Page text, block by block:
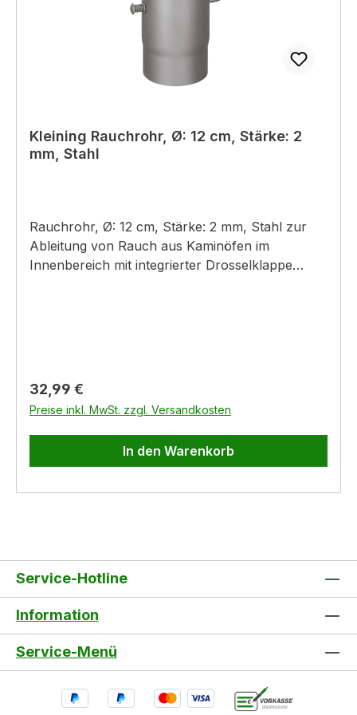
Kleining Rauchrohr, Ø: 12 cm, Stärke: 2
mm, Stahl
Rauchrohr, Ø: 12 cm, Stärke: 2 mm, Stahl zur
Ableitung von Rauch aus Kaminöfen im
Innenbereich mit integrierter Drosselklappe
Regulärer Preis:
32,99 €
Preise inkl. MwSt. zzgl. Versandkosten
In den Warenkorb
Service-Hotline
Information
Service-Menü